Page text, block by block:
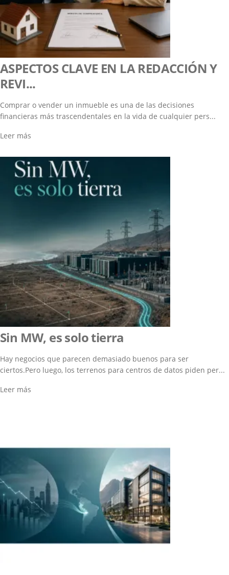
ASPECTOS CLAVE EN LA REDACCIÓN Y
REVI...
Comprar o vender un inmueble es una de las decisiones
financieras más trascendentales en la vida de cualquier pers...
Leer más
Sin MW, es solo tierra
Hay negocios que parecen demasiado buenos para ser
ciertos.Pero luego, los terrenos para centros de datos piden per...
Leer más